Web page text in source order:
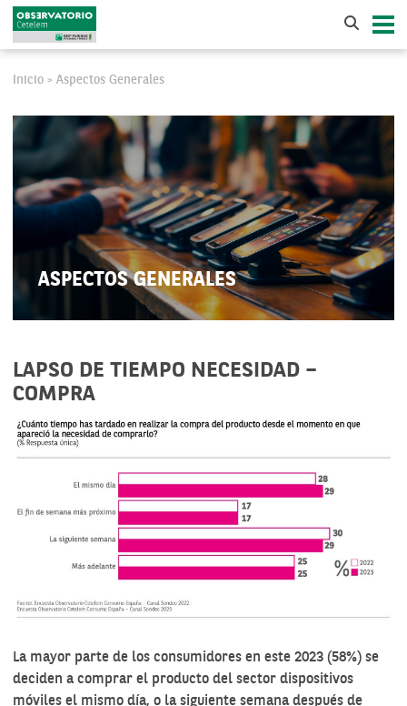
Inicio > Aspectos Generales
ASPECTOS GENERALES
LAPSO DE TIEMPO NECESIDAD –
COMPRA
La mayor parte de los consumidores en este 2023 (58%) se
deciden a comprar el producto del sector dispositivos
móviles el mismo día, o la siguiente semana después de